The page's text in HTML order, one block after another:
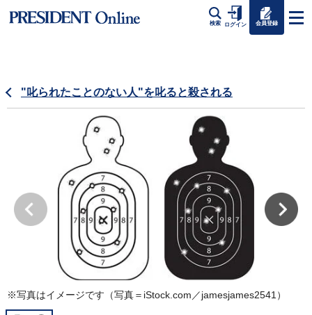
検索 ログイン 会員登録
"叱られたことのない人"を叱ると殺される
※写真はイメージです（写真＝iStock.com／jamesjames2541）